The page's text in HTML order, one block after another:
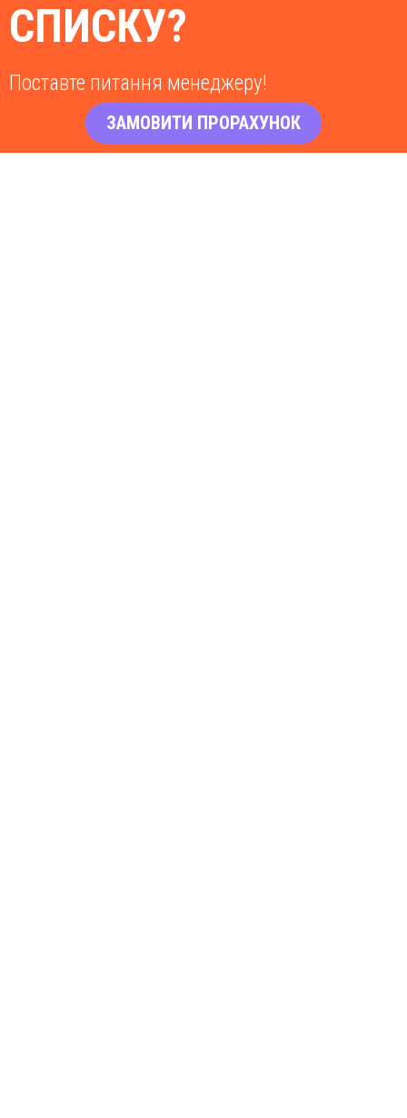
СПИСКУ?
Поставте питання менеджеру!
ЗАМОВИТИ ПРОРАХУНОК